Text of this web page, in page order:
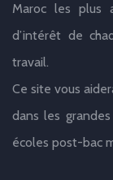
Maroc les plus
d’intérêt de
travail.
Ce site vous
dans les
écoles post-bac